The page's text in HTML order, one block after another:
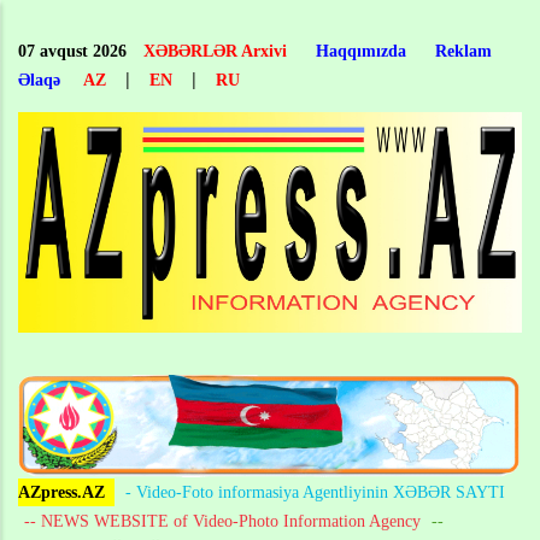
main
content
07 avqust 2026 XƏBƏRLƏR Arxivi Haqqımızda
Reklam
Əlaqə
AZ | EN | RU
AZpress.AZ
- Video-Foto informasiya Agentliyinin XƏBƏR SAYTI
-- NEWS WEBSITE of Video-Photo Information Agency --